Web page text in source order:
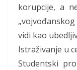
korupcije, a
vidi kao
Istraživanje u
Studentski